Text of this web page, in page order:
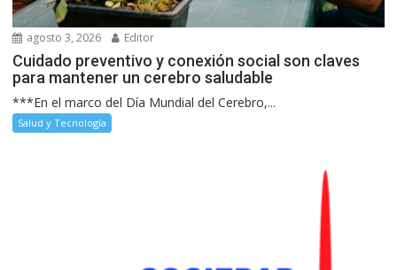
agosto 3, 2026 Editor
Cuidado preventivo y conexión social son claves
para mantener un cerebro saludable
***En el marco del Día Mundial del Cerebro,...
Salud y Tecnología